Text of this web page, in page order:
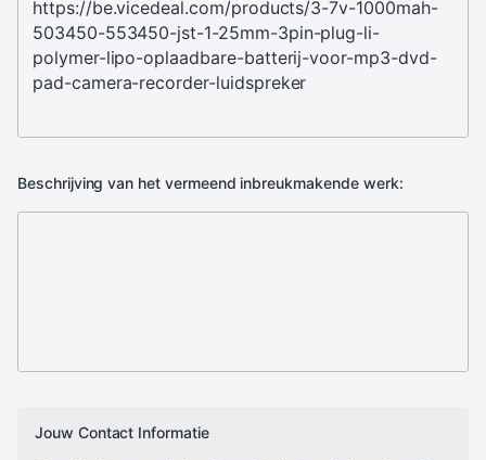
Beschrijving van het vermeend inbreukmakende werk:
Jouw Contact Informatie